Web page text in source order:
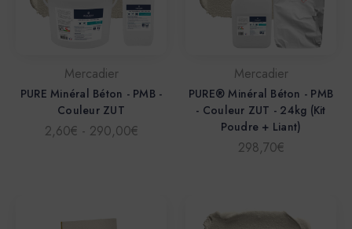
Mercadier
PURE Minéral Béton - PMB -
Couleur ZUT
2,60€ - 290,00€
Mercadier
PURE® Minéral Béton - PMB
- Couleur ZUT - 24kg (Kit
Poudre + Liant)
298,70€